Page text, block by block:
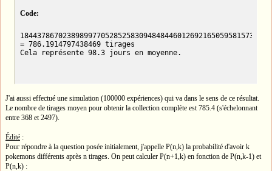
Code:
= 786.1914797438469 tirages
Cela représente 98.3 jours en moyenne.
J'ai aussi effectué une simulation (100000 expériences) qui va dans le sens de ce résultat.
Le nombre de tirages moyen pour obtenir la collection complète est 785.4 (s'échelonnant
entre 368 et 2497).
Édité :
Pour répondre à la question posée initialement, j'appelle P(n,k) la probabilité d'avoir k
pokemons différents après n tirages. On peut calculer P(n+1,k) en fonction de P(n,k-1) et
P(n,k) :